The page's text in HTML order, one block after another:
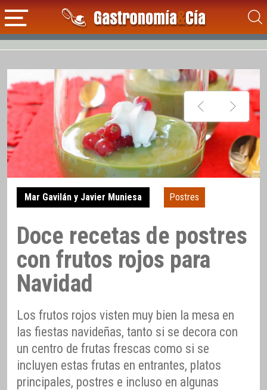
Mar Gavilán y Javier Muniesa Postres
Doce recetas de postres
con frutos rojos para
Navidad
Los frutos rojos visten muy bien la mesa en
las fiestas navideñas, tanto si se decora con
un centro de frutas frescas como si se
incluyen estas frutas en entrantes, platos
principales, postres e incluso en algunas